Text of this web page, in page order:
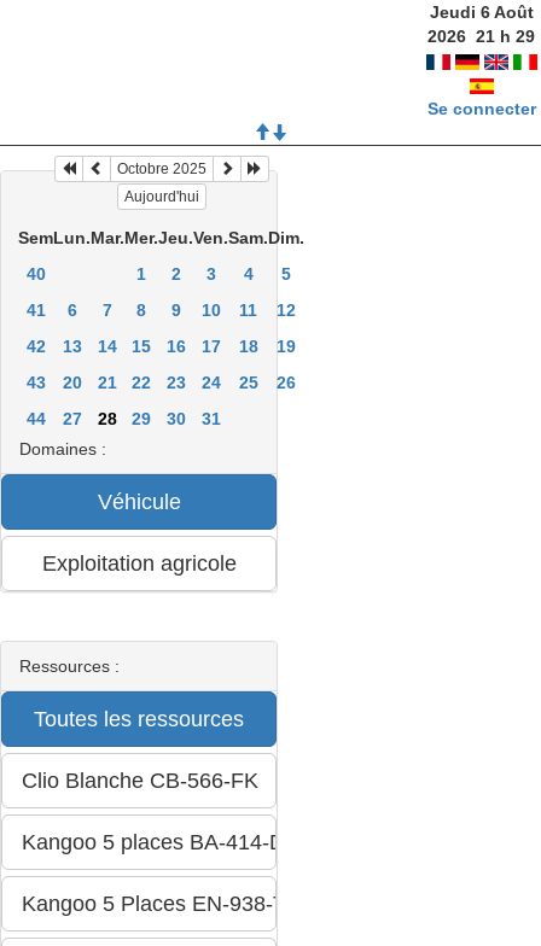
Jeudi 6 Août
2026 21 h29
Se connecter
Octobre 2025
Aujourd'hui
SemLun.Mar.Mer.Jeu.Ven.Sam.Dim.
40
1 2 3 4
5
41
6 7 8 9 10 11
12
42
13 14 15 16 17 18
19
43
20 21 22 23 24 25
26
44
27 28 29 30
31
Domaines :
Ressources :